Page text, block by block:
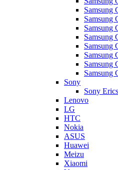
Samsung
Samsung
Samsung
Samsung
Samsung
Samsung
Samsung
Samsung
Sony
Sony
Lenovo
LG
HTC
Nokia
ASUS
Huawei
Meizu
Xiaomi